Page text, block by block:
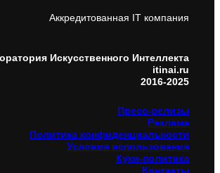
Аккредитованная IT компания
Искусственного Интеллекта
itinai.ru
2016-2025
Пресс-релизы
Реклама
Политика конфиденциальности
Условия использования
Куки-политика
Контакты